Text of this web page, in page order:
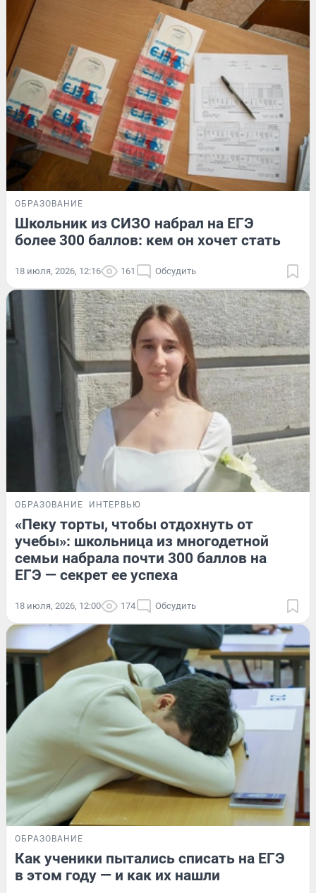
ОБРАЗОВАНИЕ
Школьник из СИЗО набрал на ЕГЭ
более 300 баллов: кем он хочет стать
18 июля, 2026, 12:16 161 Обсудить
ОБРАЗОВАНИЕ ИНТЕРВЬЮ
«Пеку торты, чтобы отдохнуть от
учебы»: школьница из многодетной
семьи набрала почти 300 баллов на
ЕГЭ — секрет ее успеха
18 июля, 2026, 12:00 174 Обсудить
ОБРАЗОВАНИЕ
Как ученики пытались списать на ЕГЭ
в этом году — и как их нашли